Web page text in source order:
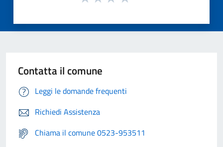
Contatta il comune
Leggi le domande frequenti
Richiedi Assistenza
Chiama il comune 0523-953511